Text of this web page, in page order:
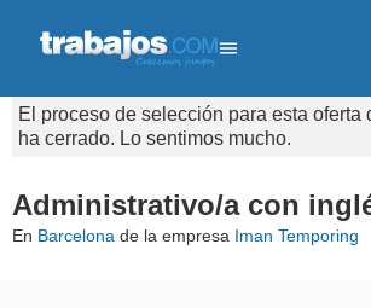
El proceso de selección para esta oferta
ha cerrado. Lo sentimos mucho.
Administrativo/a con
En Barcelona de la empresa Iman Temporing